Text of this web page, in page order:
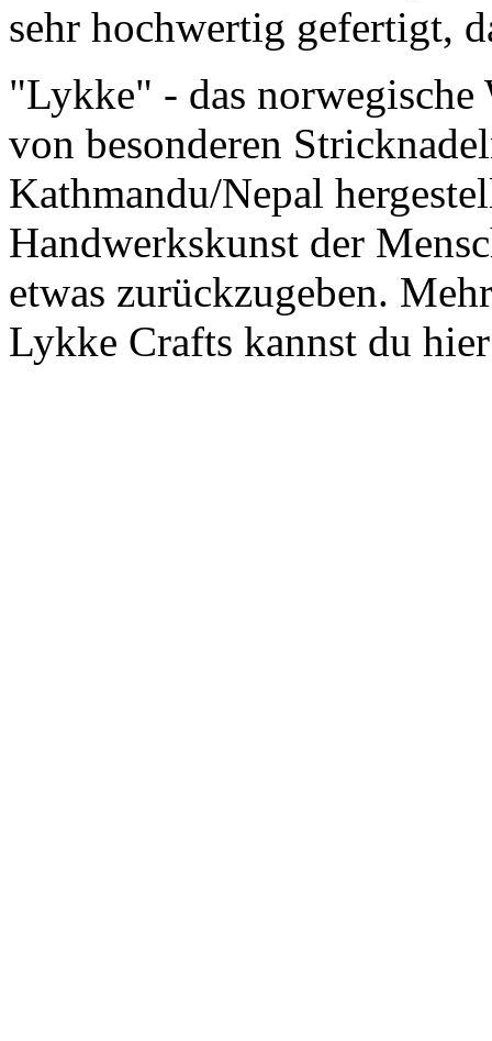
sehr hochwertig gefertigt,
"Lykke" - das
von besonderen
Kathmandu/Nepal
Handwerkskunst der
etwas zurückzugeben.
Lykke Crafts kannst du